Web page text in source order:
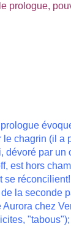
prologue,
chagrin (il a
dévoré par un
est hors
se réconcilient!
la seconde
chez